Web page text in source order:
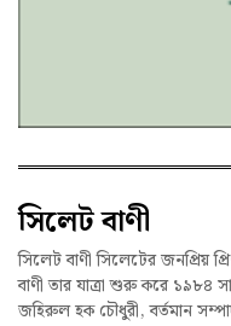
সিলেট বাণী
সিলেট বাণী সিলেটের জনপ্রিয়
বাণী তার যাত্রা শুরু করে ১৯৮৪
জহিরুল হক চৌধুরী, বর্তমান